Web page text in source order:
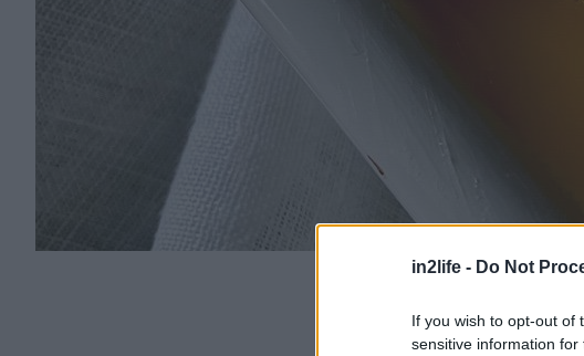
in2life - Do Not
If you wish to opt-out of
sensitive information